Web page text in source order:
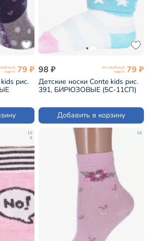
карте 79 ₽
рис.
98 ₽ по клубной
карте 79 ₽
Детские носки Conte kids рис.
391, БИРЮЗОВЫЕ (5С-11СП)
Добавить в корзину
10
8
18